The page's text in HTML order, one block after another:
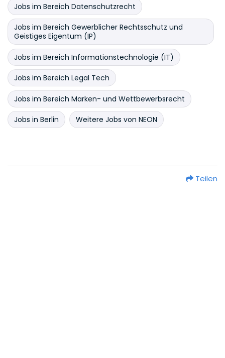
Jobs im Bereich Datenschutzrecht
Jobs im Bereich Gewerblicher Rechtsschutz und
Geistiges Eigentum (IP)
Jobs im Bereich Informationstechnologie (IT)
Jobs im Bereich Legal Tech
Jobs im Bereich Marken- und Wettbewerbsrecht
Jobs in Berlin Weitere Jobs von NEON
Teilen